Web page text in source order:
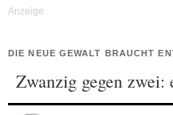
DIE NEUE GEWALT BRAUCHT
Zwanzig gegen